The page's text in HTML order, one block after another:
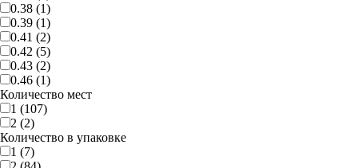
0.38 (1)
0.39 (1)
0.41 (2)
0.42 (5)
0.43 (2)
0.46 (1)
Количество мест
1 (107)
2 (2)
Количество в упаковке
1 (7)